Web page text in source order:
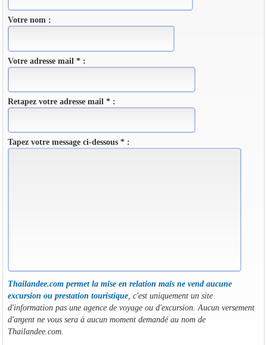
Votre nom :
Votre adresse mail * :
Retapez votre adresse mail * :
Tapez votre message ci-dessous * :
Thailandee.com permet la mise en relation mais ne vend aucune
excursion ou prestation touristique, c'est uniquement un site
d'information pas une agence de voyage ou d'excursion. Aucun versement
d'argent ne vous sera à aucun moment demandé au nom de
Thailandee.com.